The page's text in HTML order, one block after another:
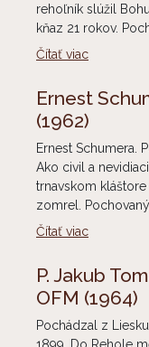
rehoľník slúžil
kňaz 21 rokov.
Čítať viac
Ernest
(1962)
Ernest Schumera.
Ako civil a
trnavskom
zomrel.
Čítať viac
P. Jakub
OFM (1964)
Pochádzal z